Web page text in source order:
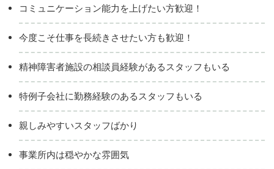
コミュニケーション能力を上げたい方歓迎！
今度こそ仕事を長続きさせたい方も歓迎！
精神障害者施設の相談員経験があるスタッフもいる
特例子会社に勤務経験のあるスタッフもいる
親しみやすいスタッフばかり
事業所内は穏やかな雰囲気